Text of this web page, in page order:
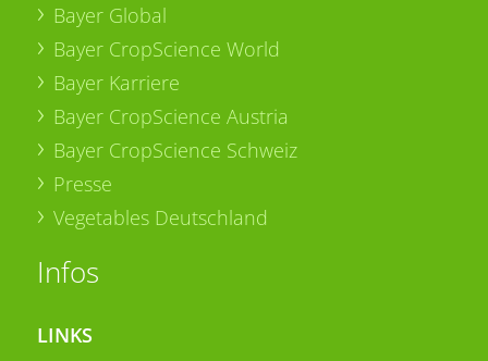
Bayer Global
Bayer CropScience World
Bayer Karriere
Bayer CropScience Austria
Bayer CropScience Schweiz
Presse
Vegetables Deutschland
Infos
LINKS